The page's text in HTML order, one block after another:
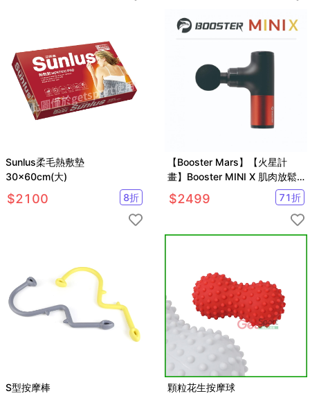
Sunlus柔毛熱敷墊
30x60cm(大)
$2100 8折
【Booster Mars】【火星計
畫】Booster MINI X 肌肉放鬆
迷你筋膜槍(入門首選、輕巧好
攜)
$2499 71折
S型按摩棒 顆粒花生按摩球